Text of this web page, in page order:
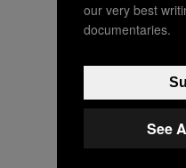
our very best
documentaries.
See